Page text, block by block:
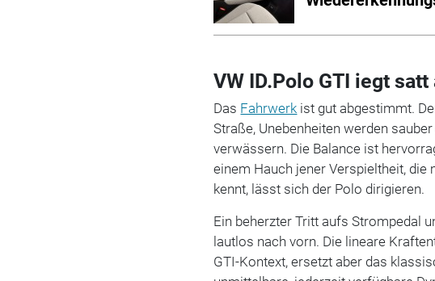
VW ID.Polo GTI iegt
Das Fahrwerk ist gut abgestimmt.
Straße, Unebenheiten werden
verwässern. Die Balance ist
einem Hauch jener Verspieltheit, die
kennt, lässt sich der Polo dirigieren.
Ein beherzter Tritt aufs Strompedal
lautlos nach vorn. Die lineare
GTI-Kontext, ersetzt aber das